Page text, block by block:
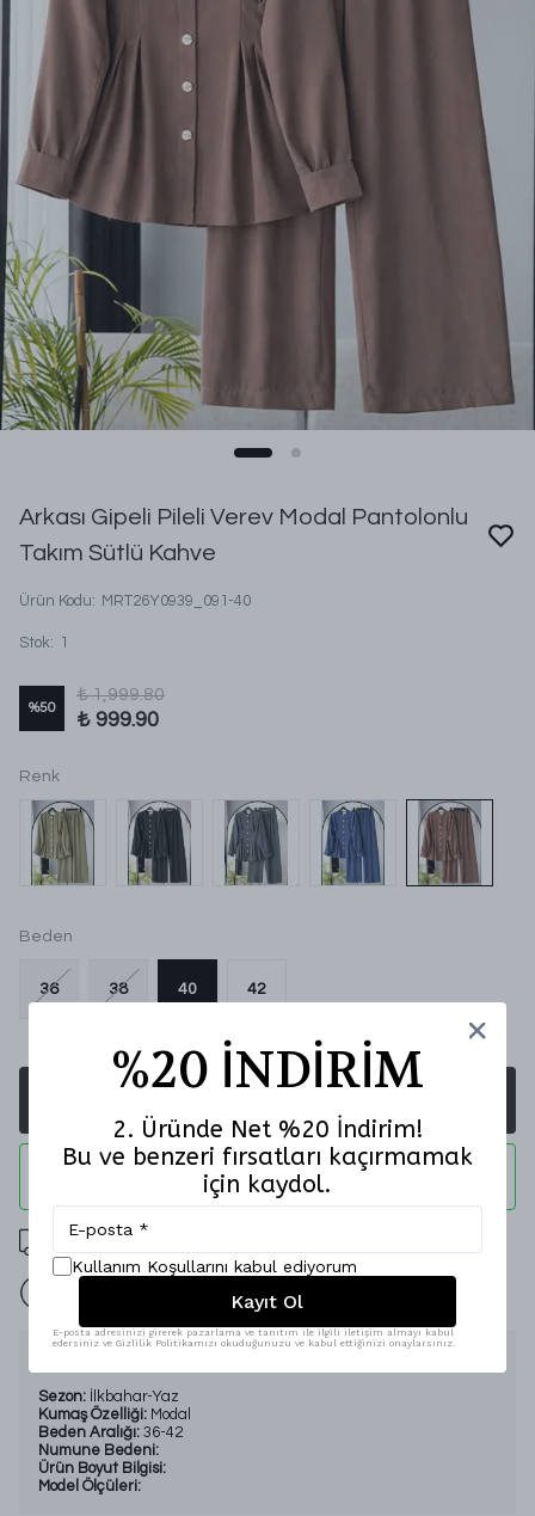
Arkası Gipeli Pileli Verev Modal Pantolonlu
Takım Sütlü Kahve
Ürün Kodu: MRT26Y0939_091-40
Stok: 1
%50
₺ 1,999.80
₺ 999.90
Renk
Beden
36 38 40 42
WHATSAPP
2000 TL Üzeri Ücretsiz Kargo
Sezon: İlkbahar-Yaz
Kumaş Özelliği: Modal
Beden Aralığı: 36-42
Numune Bedeni:
Ürün Boyut Bilgisi:
Model Ölçüleri:
%20 İNDİRİM
2. Üründe Net %20 İndirim!
Bu ve benzeri fırsatları kaçırmamak
için kaydol.
Kullanım Koşullarını kabul ediyorum
Kayıt Ol
E-posta adresinizi girerek pazarlama ve tanıtım ile ilgili iletişim almayı kabul
edersiniz ve Gizlilik Politikamızı okuduğunuzu ve kabul ettiğinizi onaylarsınız.